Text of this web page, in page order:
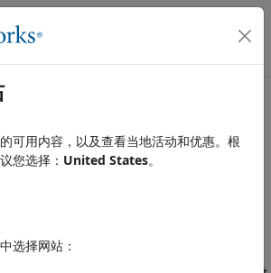
单切换
件
®Support Package for Infineon
Coder Support Package for Infineon
and Fixes
可用内容，以及查看当地活动和优惠。根
您选择： United States。
选择网站：